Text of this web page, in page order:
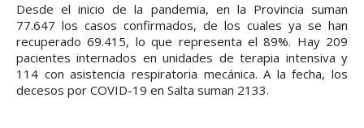
Desde el inicio de la pandemia, en la Provincia suman
77.647 los casos confirmados, de los cuales ya se han
recuperado 69.415, lo que representa el 89%. Hay 209
pacientes internados en unidades de terapia intensiva y
114 con asistencia respiratoria mecánica. A la fecha, los
decesos por COVID-19 en Salta suman 2133.